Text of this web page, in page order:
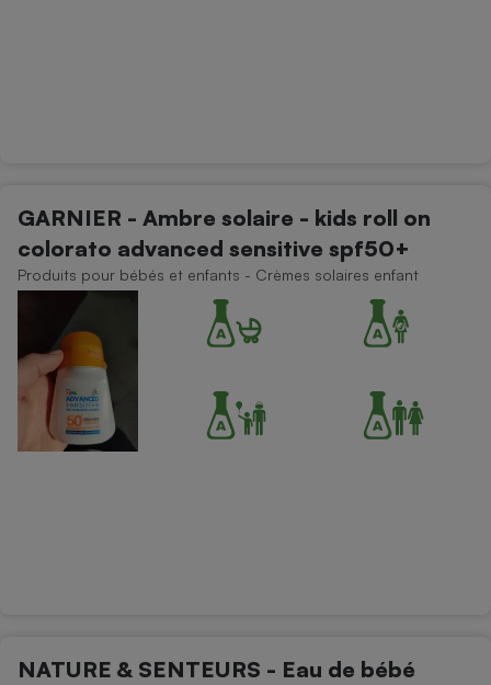
GARNIER - Ambre solaire - kids roll on
colorato advanced sensitive spf50+
Produits pour bébés et enfants - Crèmes solaires enfant
NATURE & SENTEURS - Eau de bébé